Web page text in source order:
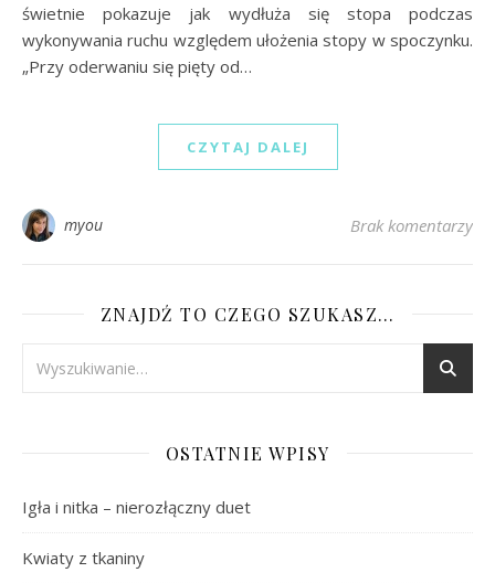
świetnie pokazuje jak wydłuża się stopa podczas
wykonywania ruchu względem ułożenia stopy w spoczynku.
„Przy oderwaniu się pięty od…
CZYTAJ DALEJ
myou Brak komentarzy
ZNAJDŹ TO CZEGO SZUKASZ…
OSTATNIE WPISY
Igła i nitka – nierozłączny duet
Kwiaty z tkaniny